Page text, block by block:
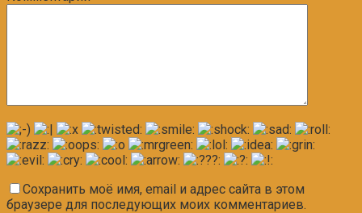
Сохранить моё имя, email и адрес сайта в этом
браузере для последующих моих комментариев.